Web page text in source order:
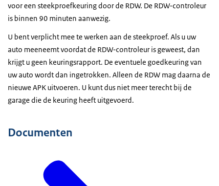
voor een steekproefkeuring door de RDW. De RDW-controleur
is binnen 90 minuten aanwezig.
U bent verplicht mee te werken aan de steekproef. Als u uw
auto meeneemt voordat de RDW-controleur is geweest, dan
krijgt u geen keuringsrapport. De eventuele goedkeuring van
uw auto wordt dan ingetrokken. Alleen de RDW mag daarna de
nieuwe APK uitvoeren. U kunt dus niet meer terecht bij de
garage die de keuring heeft uitgevoerd.
Documenten